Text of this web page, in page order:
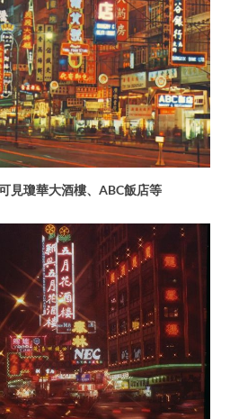
見瓊華大酒樓、ABC飯店等